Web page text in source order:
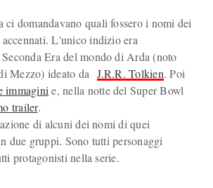
ci domandavano quali fossero i nomi dei
accennati. L'unico indizio era
Era del mondo di Arda (noto
Mezzo) ideato da J.R.R. Tolkien. Poi
immagini e, nella notte del Super Bowl
trailer.
di alcuni dei nomi di quei
due gruppi. Sono tutti personaggi
protagonisti nella serie.